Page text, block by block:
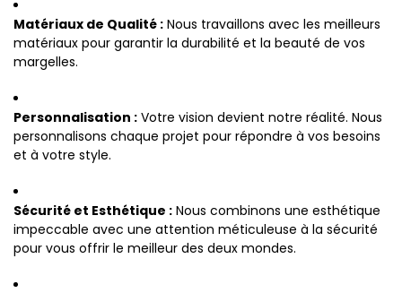
Matériaux de Qualité : Nous travaillons avec les meilleurs
matériaux pour garantir la durabilité et la beauté de vos
margelles.
Personnalisation : Votre vision devient notre réalité. Nous
personnalisons chaque projet pour répondre à vos besoins
et à votre style.
Sécurité et Esthétique : Nous combinons une esthétique
impeccable avec une attention méticuleuse à la sécurité
pour vous offrir le meilleur des deux mondes.